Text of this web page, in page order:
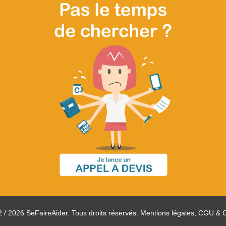
/ 2026 SeFaireAider. Tous droits réservés. Mentions légales, CGU &